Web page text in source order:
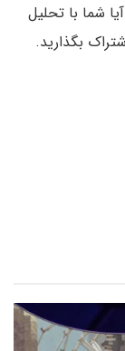
شما با تحلیل
بگذارید.